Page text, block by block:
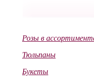
Розы в
Тюльпаны
Букеты